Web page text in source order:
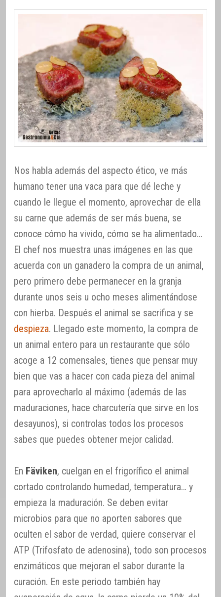
Nos habla además del aspecto ético, ve más
humano tener una vaca para que dé leche y
cuando le llegue el momento, aprovechar de ella
su carne que además de ser más buena, se
conoce cómo ha vivido, cómo se ha alimentado…
El chef nos muestra unas imágenes en las que
acuerda con un ganadero la compra de un animal,
pero primero debe permanecer en la granja
durante unos seis u ocho meses alimentándose
con hierba. Después el animal se sacrifica y se
despieza. Llegado este momento, la compra de
un animal entero para un restaurante que sólo
acoge a 12 comensales, tienes que pensar muy
bien que vas a hacer con cada pieza del animal
para aprovecharlo al máximo (además de las
maduraciones, hace charcutería que sirve en los
desayunos), si controlas todos los procesos
sabes que puedes obtener mejor calidad.
En Fäviken, cuelgan en el frigorífico el animal
cortado controlando humedad, temperatura… y
empieza la maduración. Se deben evitar
microbios para que no aporten sabores que
oculten el sabor de verdad, quiere conservar el
ATP (Trifosfato de adenosina), todo son procesos
enzimáticos que mejoran el sabor durante la
curación. En este periodo también hay